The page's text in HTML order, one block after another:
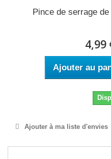
Pince de serrage
4,99
Ajouter au
Ajouter à ma liste d'envies